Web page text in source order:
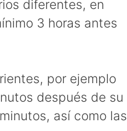
diferentes, en
3 horas antes
por ejemplo
después de su
así como las